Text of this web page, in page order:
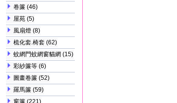
卷簾 (46)
屋苑 (5)
風扇燈 (8)
梳化套.椅套 (62)
蚊網門蚊網窗貓網 (15)
彩紗簾等 (6)
圖畫卷簾 (52)
羅馬簾 (59)
窗簾 (221)